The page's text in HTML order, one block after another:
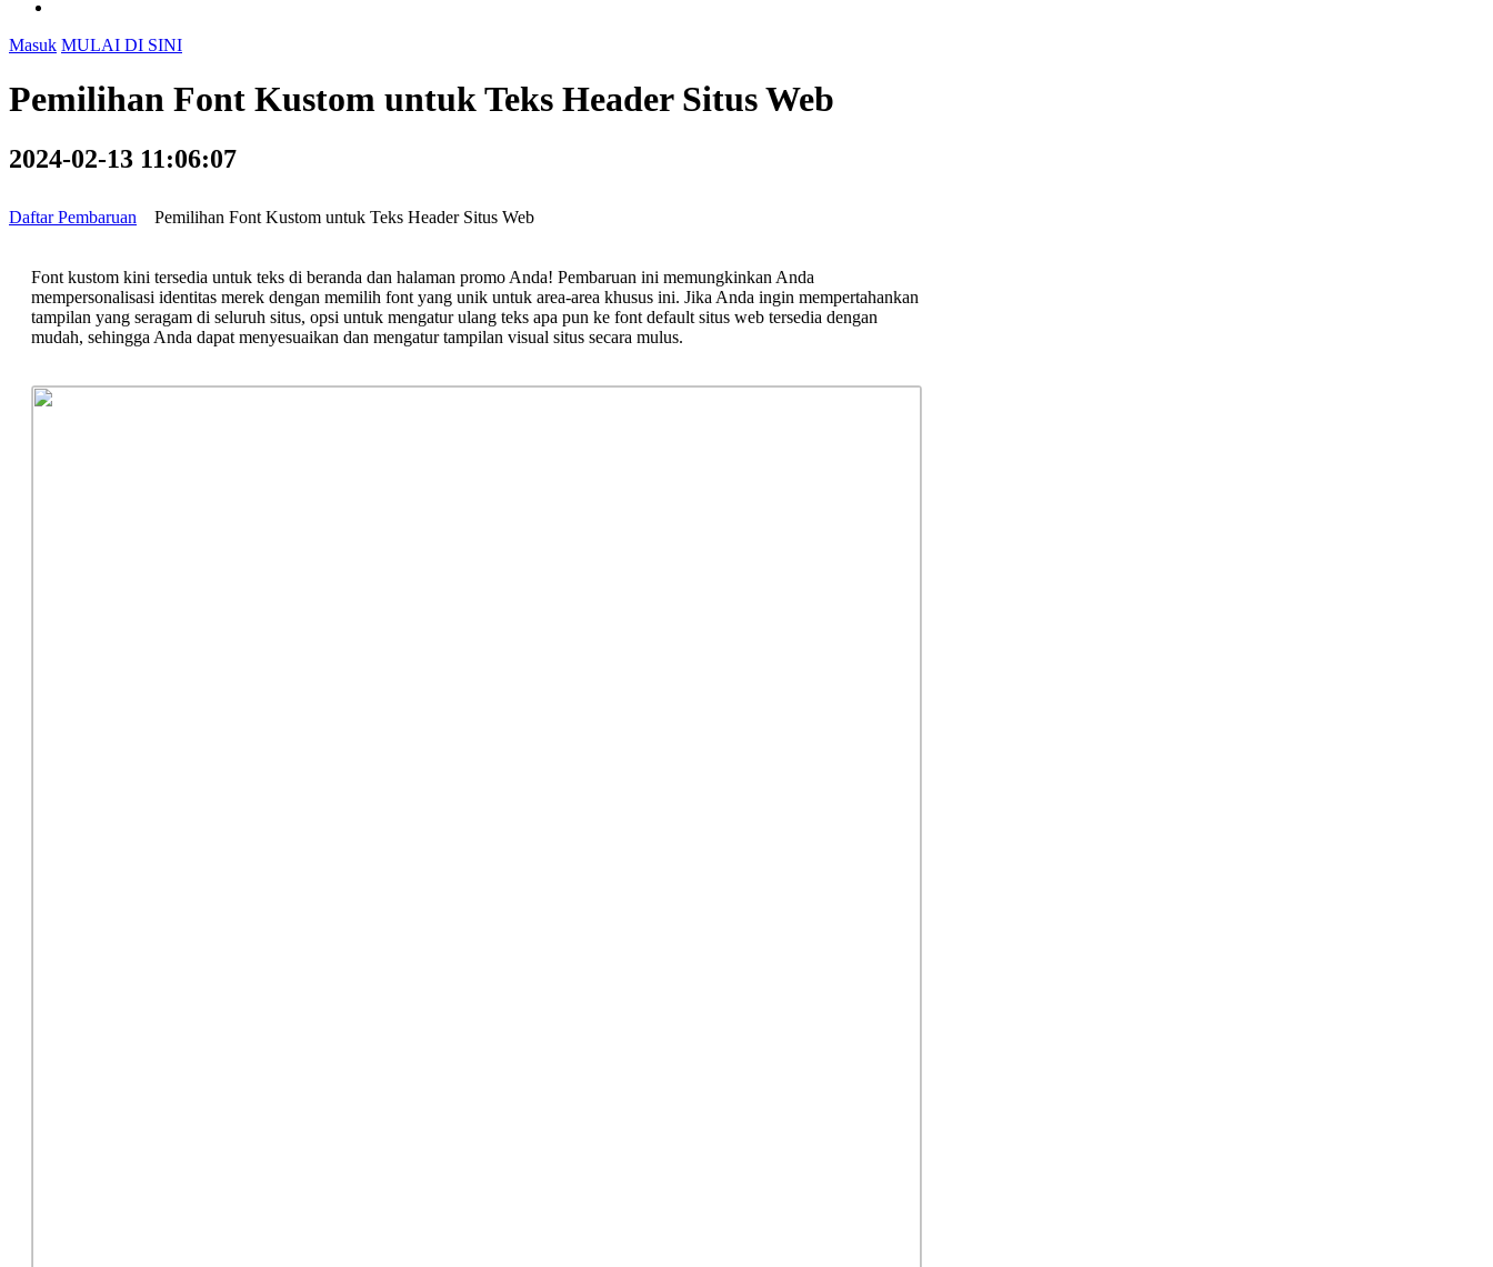
Masuk MULAI DI SINI
Pemilihan Font Kustom untuk Teks Header Situs Web
2024-02-13 11:06:07
Daftar Pembaruan Pemilihan Font Kustom untuk Teks Header Situs Web
Font kustom kini tersedia untuk teks di beranda dan halaman promo Anda! Pembaruan ini memungkinkan Anda
mempersonalisasi identitas merek dengan memilih font yang unik untuk area-area khusus ini. Jika Anda ingin mempertahankan
tampilan yang seragam di seluruh situs, opsi untuk mengatur ulang teks apa pun ke font default situs web tersedia dengan
mudah, sehingga Anda dapat menyesuaikan dan mengatur tampilan visual situs secara mulus.